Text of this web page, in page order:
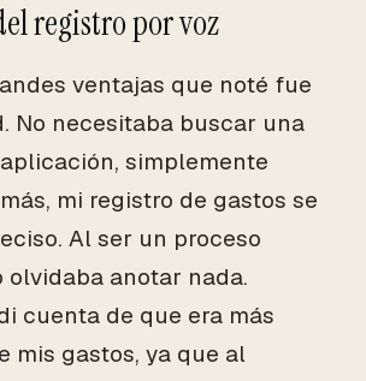
registro por voz
ventajas que noté fue
No necesitaba buscar una
simplemente
mi registro de gastos se
Al ser un proceso
olvidaba anotar nada.
cuenta de que era más
mis gastos, ya que al